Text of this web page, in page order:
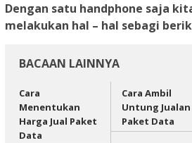
Dengan satu handphone saja
melakukan hal – hal sebagi
BACAAN LAINNYA
Cara
Menentukan
Harga Jual Paket
Data
Cara Ambil
Untung Jualan
Paket Data